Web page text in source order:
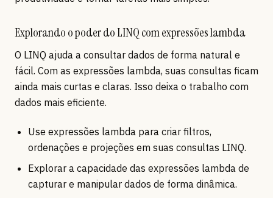
Explorando o poder do LINQ com expressões lambda
O LINQ ajuda a consultar dados de forma natural e
fácil. Com as expressões lambda, suas consultas ficam
ainda mais curtas e claras. Isso deixa o trabalho com
dados mais eficiente.
Use expressões lambda para criar filtros,
ordenações e projeções em suas consultas LINQ.
Explorar a capacidade das expressões lambda de
capturar e manipular dados de forma dinâmica.